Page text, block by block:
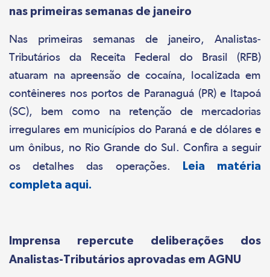
nas primeiras semanas de janeiro
Nas primeiras semanas de janeiro, Analistas-
Tributários da Receita Federal do Brasil (RFB)
atuaram na apreensão de cocaína, localizada em
contêineres nos portos de Paranaguá (PR) e Itapoá
(SC), bem como na retenção de mercadorias
irregulares em municípios do Paraná e de dólares e
um ônibus, no Rio Grande do Sul. Confira a seguir
os detalhes das operações.
Leia matéria
completa aqui.
Imprensa repercute deliberações dos
Analistas-Tributários aprovadas em AGNU